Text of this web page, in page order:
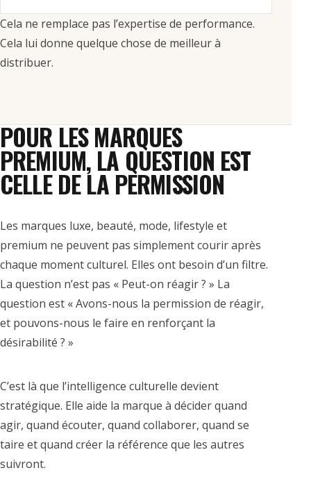
Cela ne remplace pas l’expertise de performance.
Cela lui donne quelque chose de meilleur à
distribuer.
POUR LES MARQUES
PREMIUM, LA QUESTION EST
CELLE DE LA PERMISSION
Les marques luxe, beauté, mode, lifestyle et
premium ne peuvent pas simplement courir après
chaque moment culturel. Elles ont besoin d’un filtre.
La question n’est pas « Peut-on réagir ? » La
question est « Avons-nous la permission de réagir,
et pouvons-nous le faire en renforçant la
désirabilité ? »
C’est là que l’intelligence culturelle devient
stratégique. Elle aide la marque à décider quand
agir, quand écouter, quand collaborer, quand se
taire et quand créer la référence que les autres
suivront.